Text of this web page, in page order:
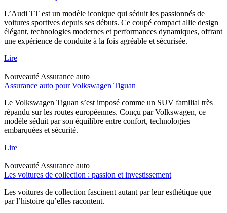
L’Audi TT est un modèle iconique qui séduit les passionnés de
voitures sportives depuis ses débuts. Ce coupé compact allie design
élégant, technologies modernes et performances dynamiques, offrant
une expérience de conduite à la fois agréable et sécurisée.
Lire
Nouveauté Assurance auto
Assurance auto pour Volkswagen Tiguan
Le Volkswagen Tiguan s’est imposé comme un SUV familial très
répandu sur les routes européennes. Conçu par Volkswagen, ce
modèle séduit par son équilibre entre confort, technologies
embarquées et sécurité.
Lire
Nouveauté Assurance auto
Les voitures de collection : passion et investissement
Les voitures de collection fascinent autant par leur esthétique que
par l’histoire qu’elles racontent.